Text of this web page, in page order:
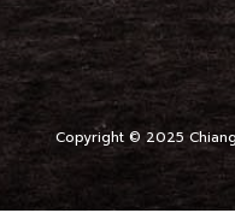
Copyright © 2025